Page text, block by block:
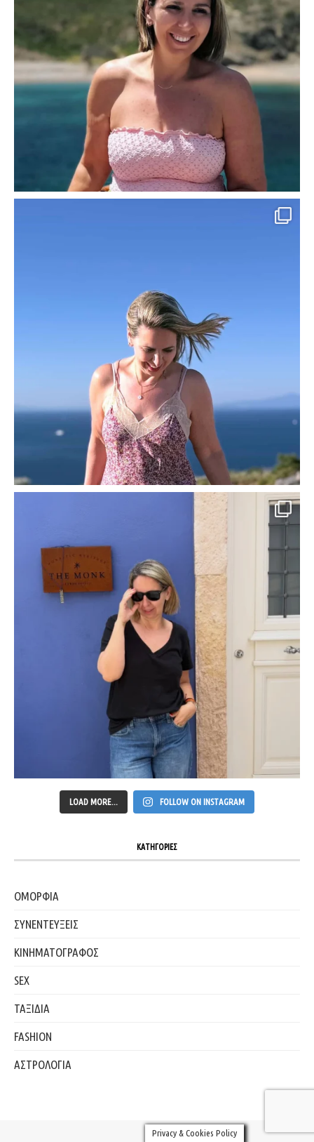
LOAD MORE... FOLLOW ON INSTAGRAM
ΚΑΤΗΓΟΡΙΕΣ
ΟΜΟΡΦΙΑ
ΣΥΝΕΝΤΕΥΞΕΙΣ
ΚΙΝΗΜΑΤΟΓΡΑΦΟΣ
SEX
ΤΑΞΙΔΙΑ
FASHION
ΑΣΤΡΟΛΟΓΙΑ
Privacy & Cookies Policy